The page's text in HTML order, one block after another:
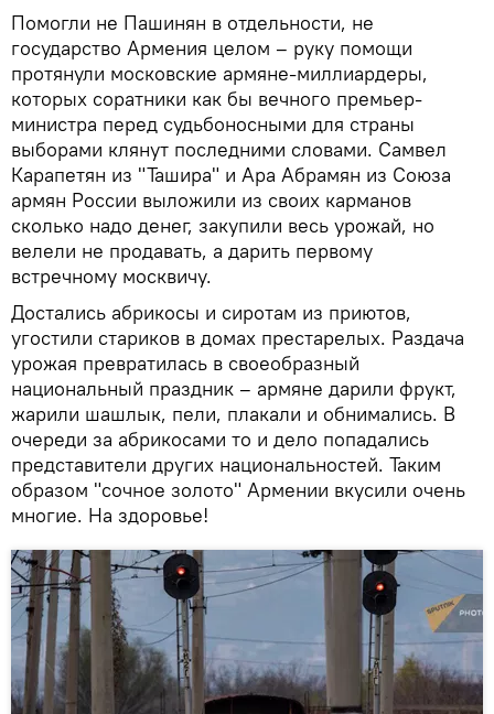
Помогли не Пашинян в отдельности, не
государство Армения целом – руку помощи
протянули московские армяне-миллиардеры,
которых соратники как бы вечного премьер-
министра перед судьбоносными для страны
выборами клянут последними словами. Самвел
Карапетян из "Ташира" и Ара Абрамян из Союза
армян России выложили из своих карманов
сколько надо денег, закупили весь урожай, но
велели не продавать, а дарить первому
встречному москвичу.
Достались абрикосы и сиротам из приютов,
угостили стариков в домах престарелых. Раздача
урожая превратилась в своеобразный
национальный праздник – армяне дарили фрукт,
жарили шашлык, пели, плакали и обнимались. В
очереди за абрикосами то и дело попадались
представители других национальностей. Таким
образом "сочное золото" Армении вкусили очень
многие. На здоровье!